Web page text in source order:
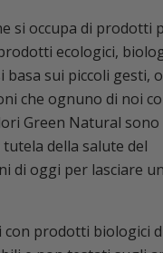
si occupa di prodotti
ecologici,
basa sui piccoli gesti,
che ognuno di noi
Green Natural sono
della salute del
di oggi per lasciare
prodotti biologici